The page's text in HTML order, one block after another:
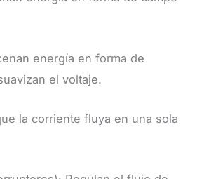
energía en forma de
el voltaje.
la corriente fluya en una sola